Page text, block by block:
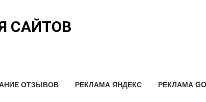
САЙТОВ
ОТЗЫВОВ РЕКЛАМА ЯНДЕКС РЕКЛАМА